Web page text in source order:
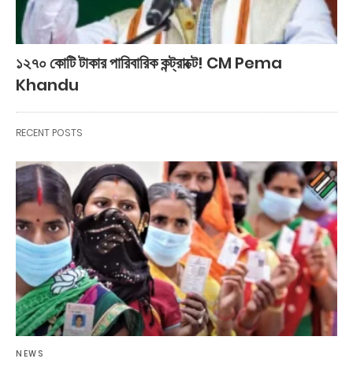
১২৭০ কোটি টাকার পারিবারিক কন্ট্রাক্টে! CM Pema
Khandu
RECENT POSTS
NEWS